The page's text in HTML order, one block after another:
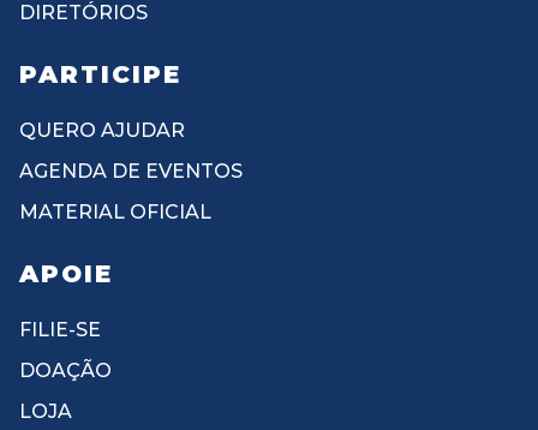
DIRETÓRIOS
PARTICIPE
QUERO AJUDAR
AGENDA DE EVENTOS
MATERIAL OFICIAL
APOIE
FILIE-SE
DOAÇÃO
LOJA